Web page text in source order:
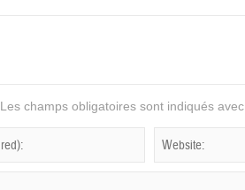
Les champs obligatoires sont indiqués avec